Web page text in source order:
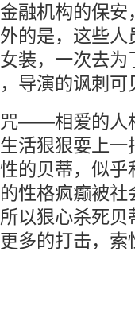
融机构的保
的是，这些
装，一次去
导演的讽刺可
——相爱的人
活狠狠耍上
的贝蒂，似
性格疯癫被
以狠心杀死
多的打击，